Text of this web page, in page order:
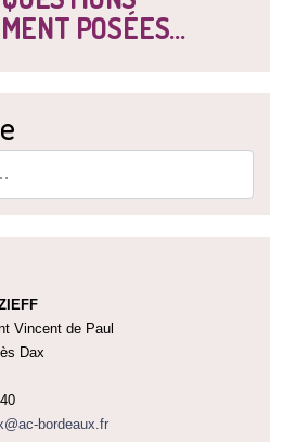
POSÉES...
Vincent de Paul
Dax
bordeaux.fr